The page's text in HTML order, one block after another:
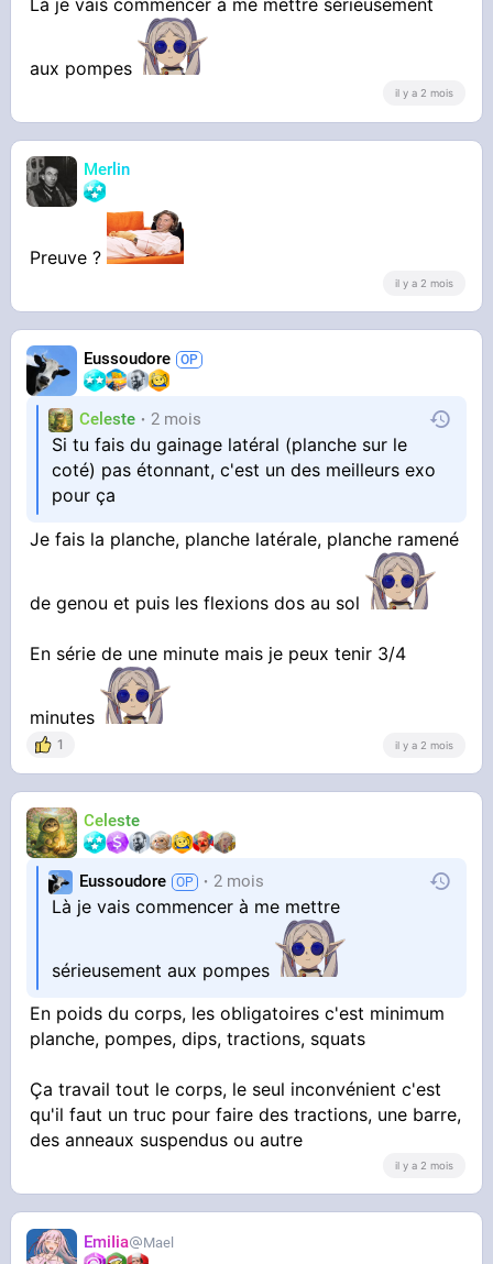
aux pompes
il y a 2 mois
Merlin
Preuve ?
il y a 2 mois
Eussoudore
Celeste 2 mois
Si tu fais du gainage latéral (planche sur le
coté) pas étonnant, c'est un des meilleurs exo
pour ça
Je fais la planche, planche latérale, planche ramené
de genou et puis les flexions dos au sol
En série de une minute mais je peux tenir 3/4
minutes
1 il y a 2 mois
Celeste
Eussoudore 2 mois
Là je vais commencer à me mettre
sérieusement aux pompes
En poids du corps, les obligatoires c'est minimum
planche, pompes, dips, tractions, squats
Ça travail tout le corps, le seul inconvénient c'est
qu'il faut un truc pour faire des tractions, une barre,
des anneaux suspendus ou autre
il y a 2 mois
EmiIia Mael